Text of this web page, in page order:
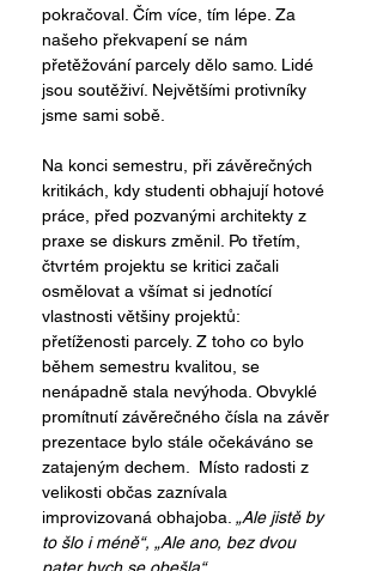
pokračoval. Čím více, tím lépe. Za
našeho překvapení se nám
přetěžování parcely dělo samo. Lidé
jsou soutěživí. Největšími protivníky
jsme sami sobě.
Na konci semestru, při závěrečných
kritikách, kdy studenti obhajují hotové
práce, před pozvanými architekty z
praxe se diskurs změnil. Po třetím,
čtvrtém projektu se kritici začali
osmělovat a všímat si jednotící
vlastnosti většiny projektů:
přetíženosti parcely. Z toho co bylo
během semestru kvalitou, se
nenápadně stala nevýhoda. Obvyklé
promítnutí závěrečného čísla na závěr
prezentace bylo stále očekáváno se
zatajeným dechem.  Místo radosti z
velikosti občas zaznívala
improvizovaná obhajoba. „Ale jistě by
to šlo i méně“, „Ale ano, bez dvou
pater bych se obešla“ …